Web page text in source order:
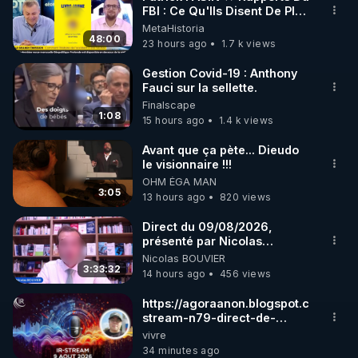
Abonnez vous à ces vidéos sur Youtube et sur le
site Regenere.org :
http://regenere.org/register
Le forum du site Regenere :
http://regenere.org/forum/
Les informations présentées dans cette vidéo sont
tirées d'abord d’une synthèse d’ouvrages, articles
et/ou publications scientifiques,. Par ailleurs,
Thierry Casasnovas fait profiter de son expérience
personnelle les auditeurs de cette vidéo au titre de
« la libre communication des pensées et des
opinions », droit et devoir citoyen par excellence.
Ces éléments d’information ne prétendent bien sûr
pas à l’exhaustivité et n’engagent que l’opinion de
leurs auteurs, chaque lecteur étant libre de
conserver, comme il se doit, son esprit critique, sa
48:00
FBI : Ce Qu'Ils Disent De Plus
Grave Sur Hitler
MetaHistoria
23 hours ago
1.7 k views
1:08
Gestion Covid-19 : Anthony
Fauci sur la sellette.
Finalscape
15 hours ago
1.4 k views
3:05
Avant que ça pète... Dieudo
le visionnaire !!!
OHM ÉGA MAN
13 hours ago
820 views
3:33:32
Direct du 09/08/2026,
présenté par Nicolas
BOUVIER
Nicolas BOUVIER
14 hours ago
456 views
https://agoraanon.blogspot.com/
stream-n79-direct-de-
christelle.html
vivre
34 minutes ago